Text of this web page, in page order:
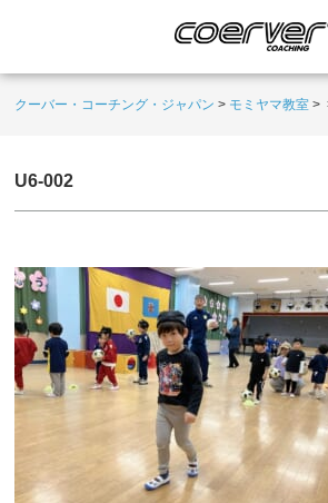
クーバー・コーチング・ジャパン > モミヤマ教室 >
U6-002